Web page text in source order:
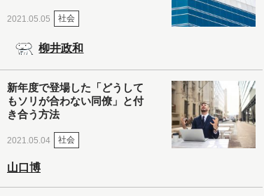
2021.05.05 社会
柳井政和
新年度で登場した「どうして
もソリが合わない同僚」と付
き合う方法
2021.05.04 社会
山口博